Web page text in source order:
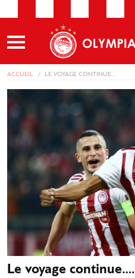
ACCUEIL LE VOYAGE CONTINUE….
Le voyage continue….